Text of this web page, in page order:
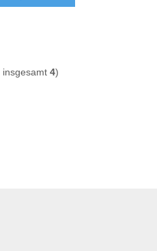
insgesamt 4)